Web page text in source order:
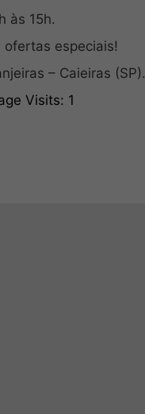
às 15h.
ofertas especiais!
– Caieiras (SP).
Visits: 1